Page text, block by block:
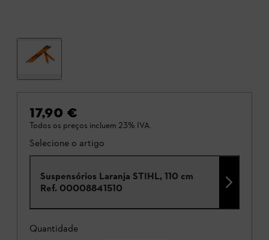
17,90 €
Todos os preços incluem 23% IVA.
Selecione o artigo
Suspensórios Laranja STIHL, 110 cm
Ref. 00008841510
Quantidade